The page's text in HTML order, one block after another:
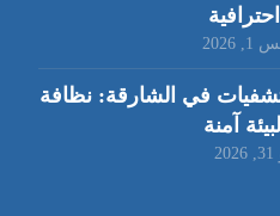
في الشارقة: نظافة
آمنة